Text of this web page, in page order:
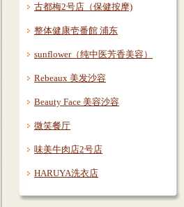
古都梅2号店（保健按摩)
整体健康壱番館 浦东
sunflower（纯中医芳香美容）
Rebeaux 美发沙容
Beauty Face 美容沙容
微笑餐厅
味美牛肉店2号店
HARUYA洗衣店